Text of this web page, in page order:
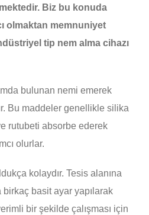
Biz bu konuda
olmaktan memnuniyet
tip nem alma cihazı
bulunan nemi emerek
Bu maddeler genellikle silika
rutubeti absorbe ederek
olurlar.
kolaydır. Tesis alanına
birkaç basit ayar yapılarak
bir şekilde çalışması için